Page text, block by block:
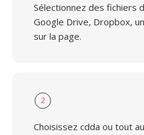
Sélectionnez des fichiers
Google Drive, Dropbox,
sur la page.
2
Choisissez cdda ou tout